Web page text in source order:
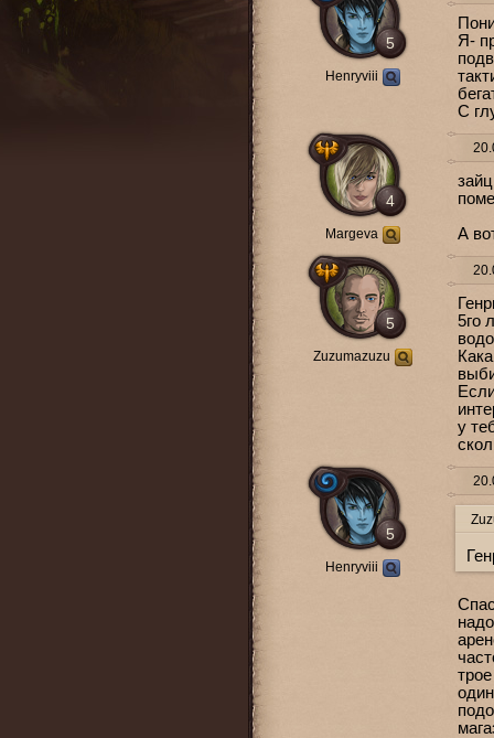
5
Henryviii
Я-
С
4
Margeva
А
5
Zuzumazuzu
5го
у
5
Henryviii